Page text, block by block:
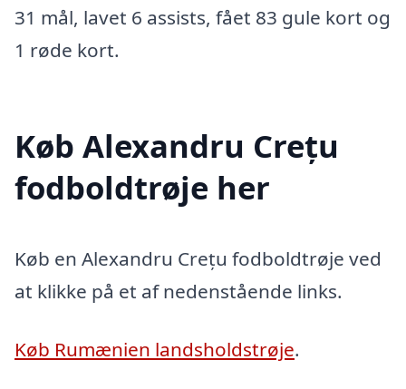
31 mål, lavet 6 assists, fået 83 gule kort og
1 røde kort.
Køb Alexandru Crețu
fodboldtrøje her
Køb en Alexandru Crețu fodboldtrøje ved
at klikke på et af nedenstående links.
Køb Rumænien landsholdstrøje.